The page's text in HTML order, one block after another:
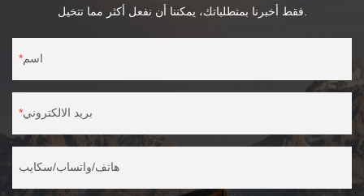
فقط أخبرنا بمتطلباتك، يمكننا أن نفعل أكثر مما تتخيل.
اسم
بريد الالكتروني
هاتف/واتساب/سكايب